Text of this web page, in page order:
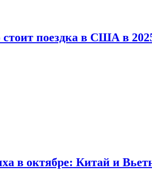
поездка в США в
в октябре: Китай и